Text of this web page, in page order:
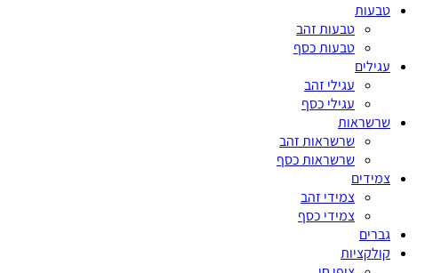
טבעות
טבעות זהב
טבעות כסף
עגילים
עגילי זהב
עגילי כסף
שרשראות
שרשראות זהב
שרשראות כסף
צמידים
צמידי זהב
צמידי כסף
גברים
קולקציות